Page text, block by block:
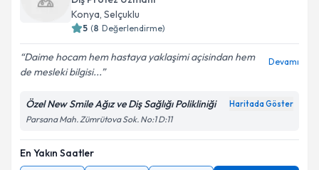
Konya, Selçuklu
5 (8 Değerlendirme)
Daime hocam hem hastaya yaklaşimi açisindan hem
de mesleki bilgisi...
Devamı
Özel New Smile Ağız ve Diş Sağlığı Polikliniği Haritada Göster
Parsana Mah. Zümrütova Sok. No:1 D:11
En Yakın Saatler